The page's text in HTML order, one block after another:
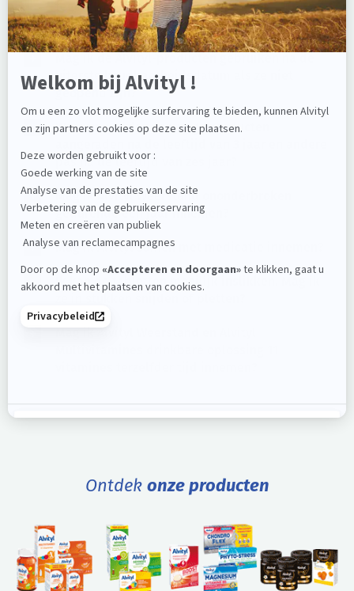
tegelijk of samen met andere
voedingssupplementen gebruiken?
uiterste houdbaarheidsdatum als ze niet
geopend zijn?
Waarom worden sommige producten
pas na de leeftijd van zes jaar?
Mag ik Alvityl Weerstand ononderbroken
gedurende een jaar innemen?
Mag ik Alvityl samen met medicatie innemen?
Ik kan de tabletten moeilijk inslikken. Mag ik
Ontdek onze producten